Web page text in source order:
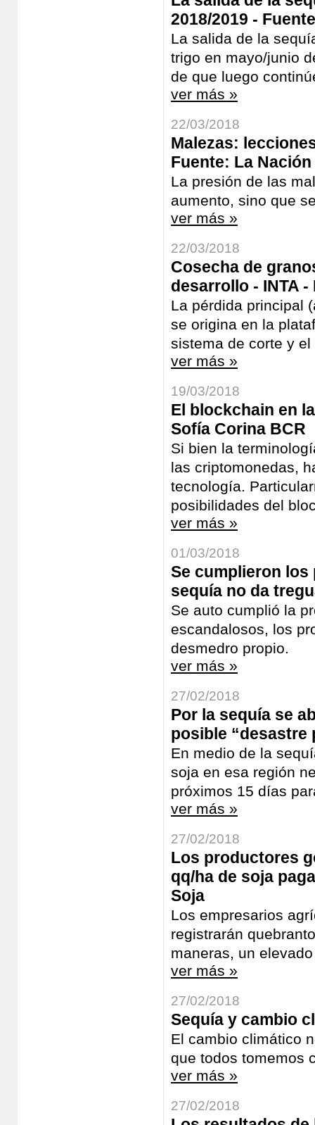
2018/2019 -
La salida de la
trigo en mayo/junio
de que luego
ver más »
22/03/2018
Malezas:
Fuente: La
La presión de las
aumento, sino que
ver más »
22/03/2018
Cosecha de
desarrollo - INTA
La pérdida principal
se origina en la
sistema de corte y
ver más »
19/03/2018
El blockchain en
Sofía Corina BCR
Si bien la
las criptomonedas,
tecnología.
posibilidades del
ver más »
01/03/2018
Se cumplieron
sequía no da
Se auto cumplió la
escandalosos, los
desmedro propio.
ver más »
27/02/2018
Por la sequía se
posible “desastre
En medio de la
soja en esa región
próximos 15 días
ver más »
27/02/2018
Los productores
qq/ha de soja
Soja
Los empresarios
registrarán
maneras, un
ver más »
27/02/2018
Sequía y cambio
El cambio climático
que todos tomemos
ver más »
27/02/2018